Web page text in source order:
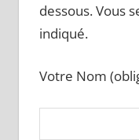
dessous. Vous
indiqué.
Votre Nom